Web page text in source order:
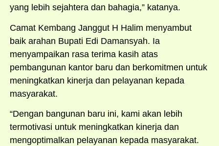
yang lebih sejahtera dan bahagia,” katanya.
Camat Kembang Janggut H Halim menyambut
baik arahan Bupati Edi Damansyah. Ia
menyampaikan rasa terima kasih atas
pembangunan kantor baru dan berkomitmen untuk
meningkatkan kinerja dan pelayanan kepada
masyarakat.
“Dengan bangunan baru ini, kami akan lebih
termotivasi untuk meningkatkan kinerja dan
mengoptimalkan pelayanan kepada masyarakat.